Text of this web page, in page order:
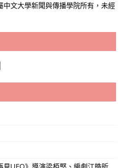
文大學新聞與傳播學院所有，未經